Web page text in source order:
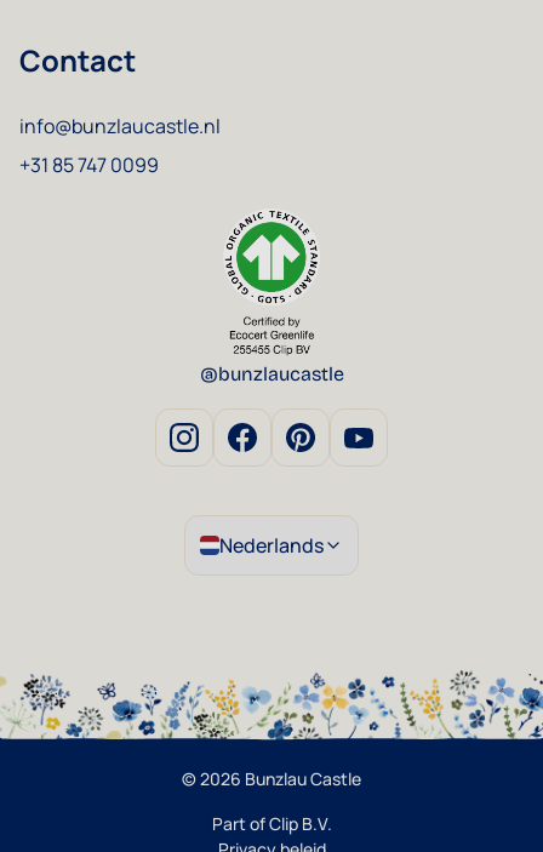
Contact
info@bunzlaucastle.nl
+31 85 747 0099
@bunzlaucastle
Nederlands
© 2026 Bunzlau Castle
Part of Clip B.V.